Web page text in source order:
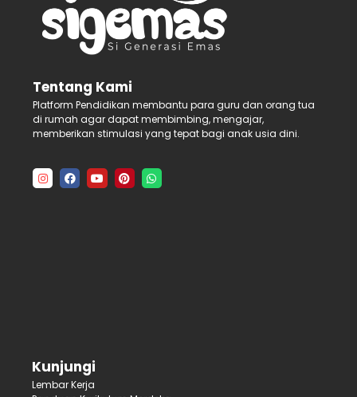
Tentang Kami
Platform Pendidikan membantu para guru dan orang tua
di rumah agar dapat membimbing, mengajar,
memberikan stimulasi yang tepat bagi anak usia dini.
Kunjungi
Lembar Kerja